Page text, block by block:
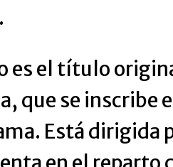
es el título
que se inscribe
Está dirigida